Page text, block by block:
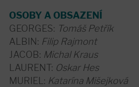
OSOBY A OBSAZENÍ
GEORGES: Tomáš Petřík
ALBIN: Filip Rajmont
JACOB: Michal Kraus
LAURENT: Oskar Hes
MURIEL: Katarína Mišejková